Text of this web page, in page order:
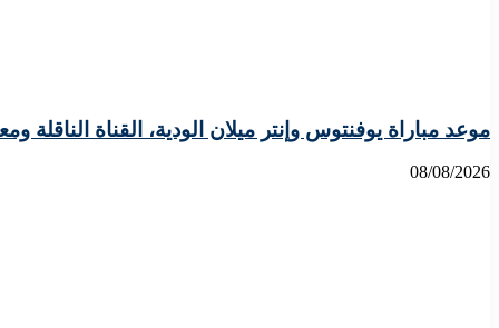
موعد مباراة يوفنتوس وإنتر ميلان الودية، القناة الناقلة
08/08/2026